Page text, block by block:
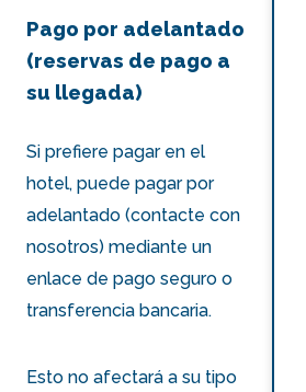
Pago por adelantado
(reservas de pago a
su llegada)
Si prefiere pagar en el
hotel, puede pagar por
adelantado (contacte con
nosotros) mediante un
enlace de pago seguro o
transferencia bancaria.
Esto no afectará a su tipo